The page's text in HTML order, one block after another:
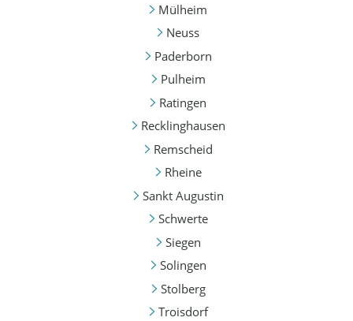
Mülheim
Neuss
Paderborn
Pulheim
Ratingen
Recklinghausen
Remscheid
Rheine
Sankt Augustin
Schwerte
Siegen
Solingen
Stolberg
Troisdorf